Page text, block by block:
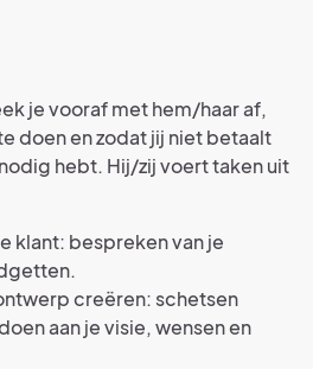
je vooraf met hem/haar af,
doen en zodat jij niet betaalt
hebt. Hij/zij voert taken uit
klant: bespreken van je
creëren: schetsen
aan je visie, wensen en